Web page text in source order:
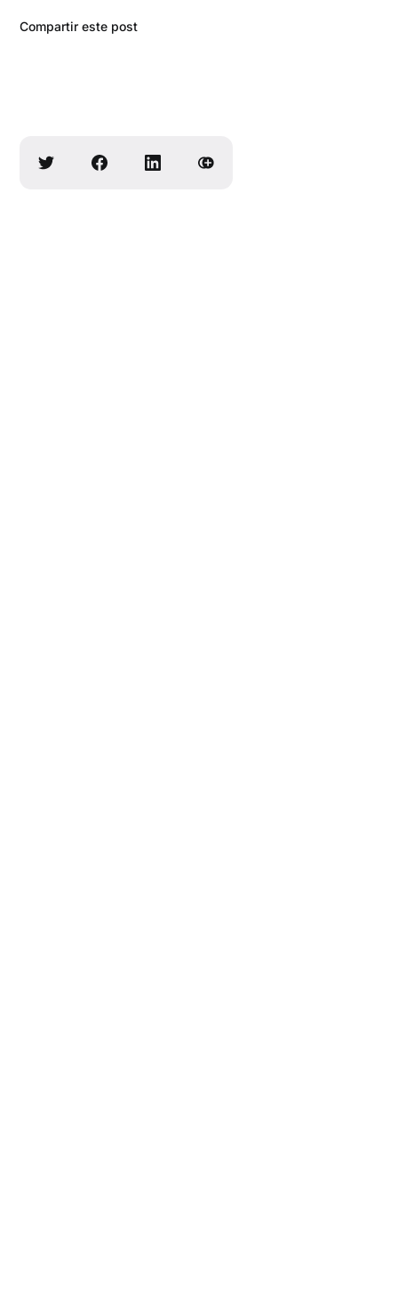
Compartir este post